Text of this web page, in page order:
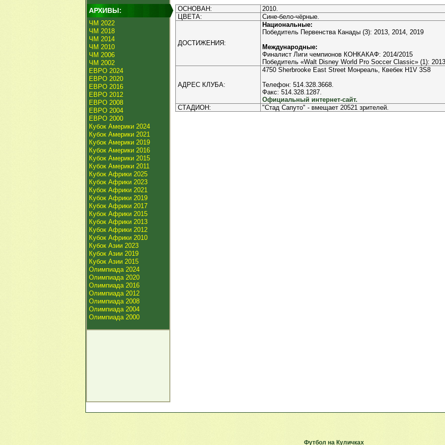
АРХИВЫ:
ЧМ 2022
ЧМ 2018
ЧМ 2014
ЧМ 2010
ЧМ 2006
ЧМ 2002
ЕВРО 2024
ЕВРО 2020
ЕВРО 2016
ЕВРО 2012
ЕВРО 2008
ЕВРО 2004
ЕВРО 2000
Кубок Америки 2024
Кубок Америки 2021
Кубок Америки 2019
Кубок Америки 2016
Кубок Америки 2015
Кубок Америки 2011
Кубок Африки 2025
Кубок Африки 2023
Кубок Африки 2021
Кубок Африки 2019
Кубок Африки 2017
Кубок Африки 2015
Кубок Африки 2013
Кубок Африки 2012
Кубок Африки 2010
Кубок Азии 2023
Кубок Азии 2019
Кубок Азии 2015
Олимпиада 2024
Олимпиада 2020
Олимпиада 2016
Олимпиада 2012
Олимпиада 2008
Олимпиада 2004
Олимпиада 2000
ОСНОВАН:
2010.
ЦВЕТА:
Сине-бело-чёрные.
ДОСТИЖЕНИЯ:
Национальные:
Победитель Первенства Канады (3): 2013, 2014, 2019
Международные:
Финалист Лиги чемпионов КОНКАКАФ: 2014/2015
Победитель «Walt Disney World Pro Soccer Classic» (1): 2013
АДРЕС КЛУБА:
4750 Sherbrooke East Street Монреаль, Квебек H1V 3S8
Телефон: 514.328.3668.
Факс: 514.328.1287.
Официальный интернет-сайт.
СТАДИОН:
"Стад Сапуто" - вмещает 20521 зрителей.
Футбол на Куличках